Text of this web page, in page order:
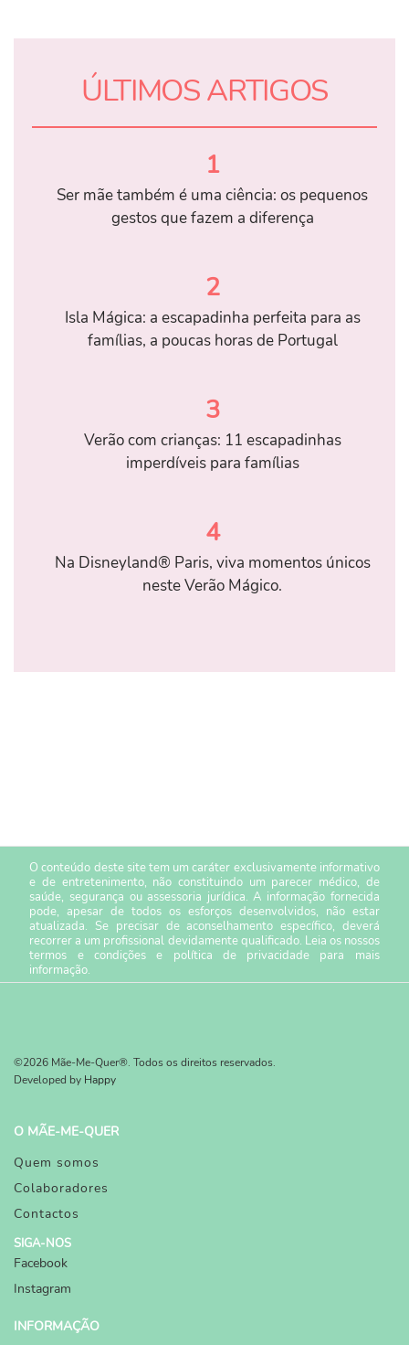
ÚLTIMOS ARTIGOS
1
Ser mãe também é uma ciência: os pequenos
gestos que fazem a diferença
2
Isla Mágica: a escapadinha perfeita para as
famílias, a poucas horas de Portugal
3
Verão com crianças: 11 escapadinhas
imperdíveis para famílias
4
Na Disneyland® Paris, viva momentos únicos
neste Verão Mágico.
O conteúdo deste site tem um caráter exclusivamente informativo
e de entretenimento, não constituindo um parecer médico, de
saúde, segurança ou assessoria jurídica. A informação fornecida
pode, apesar de todos os esforços desenvolvidos, não estar
atualizada. Se precisar de aconselhamento específico, deverá
recorrer a um profissional devidamente qualificado. Leia os nossos
termos e condiçõese política de privacidade para mais
informação.
©2026 Mãe-Me-Quer®. Todos os direitos reservados.
Developed by Happy
O MÃE-ME-QUER
Quem somos
Colaboradores
Contactos
SIGA-NOS
Facebook
Instagram
INFORMAÇÃO